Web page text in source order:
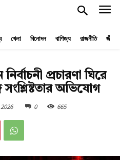
খেলা বিনোদন বাণিজ্য রাজনীতি
প্রচারণা ঘিরে
সংশ্লিষ্টতার অভিযোগ
0 665